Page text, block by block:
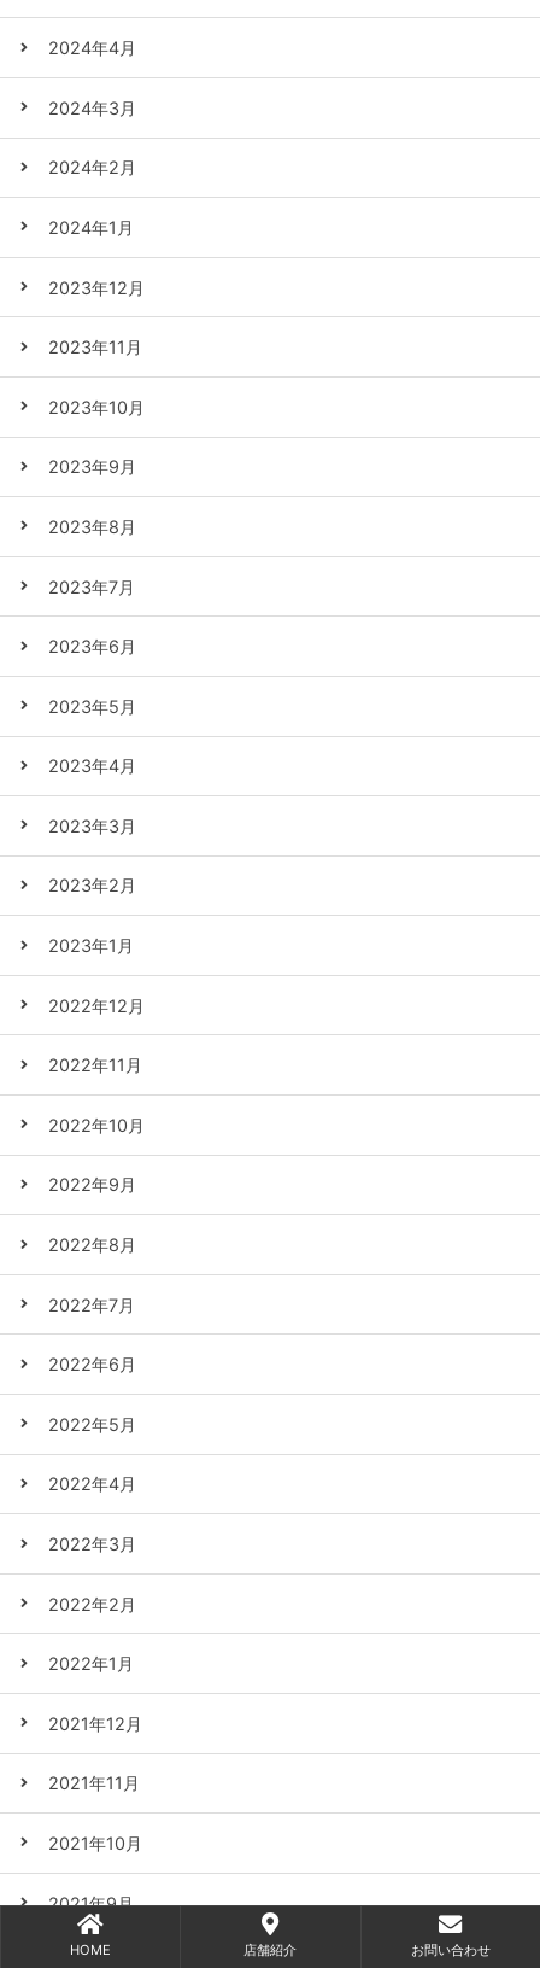
2024年4月
2024年3月
2024年2月
2024年1月
2023年12月
2023年11月
2023年10月
2023年9月
2023年8月
2023年7月
2023年6月
2023年5月
2023年4月
2023年3月
2023年2月
2023年1月
2022年12月
2022年11月
2022年10月
2022年9月
2022年8月
2022年7月
2022年6月
2022年5月
2022年4月
2022年3月
2022年2月
2022年1月
2021年12月
2021年11月
2021年10月
2021年9月
HOME 店舗紹介 お問い合わせ